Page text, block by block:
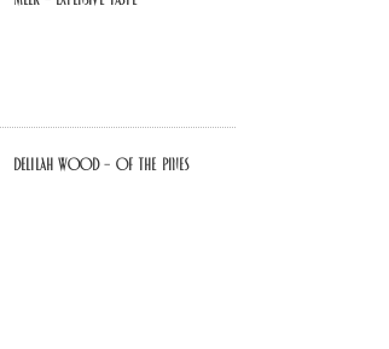
Delilah Wood – of the pines